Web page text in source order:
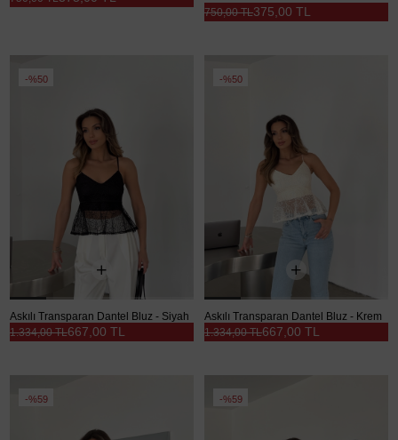
375,00 TL
750,00 TL
%50
Askılı Transparan Dantel Bluz - Siyah
667,00 TL
1.334,00 TL
%50
Askılı Transparan Dantel Bluz - Krem
667,00 TL
1.334,00 TL
%59 %59